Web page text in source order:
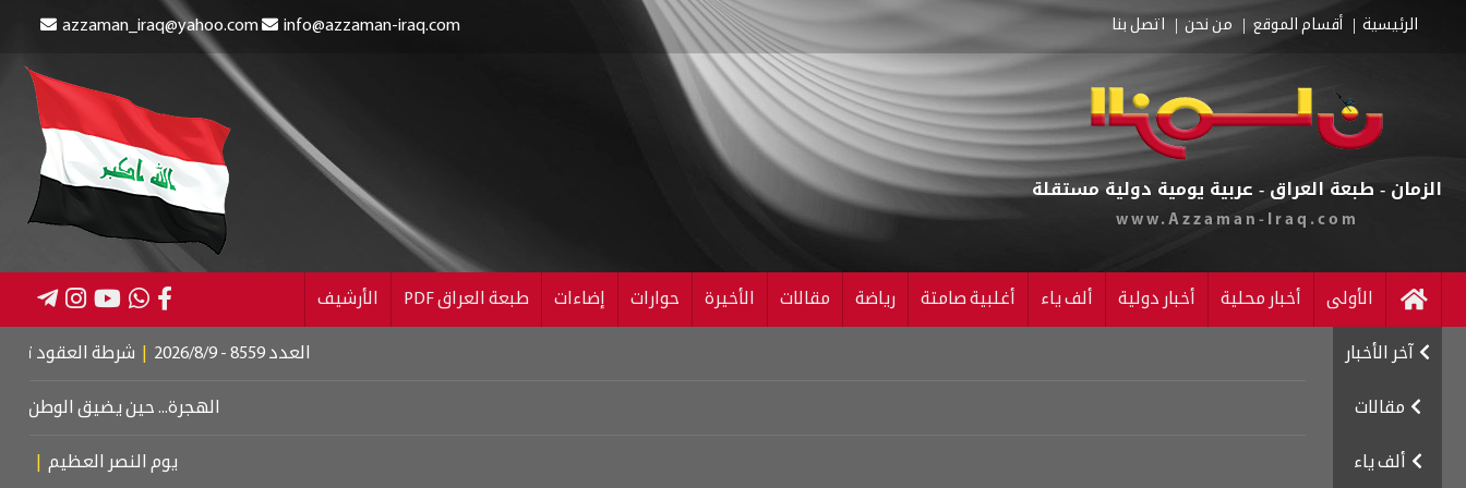
الرئيسية أقسام الموقع من نحن اتصل بنا azzaman_iraq@yahoo.com info@azzaman-iraq.com
الزمان - طبعة العراق - عربية يومية دولية مستقلة
www.Azzaman-Iraq.com
الأولى أخبار محلية أخبار دولية ألف ياء أغلبية صامتة رياضة مقالات الأخيرة حوارات إضاءات طبعة العراق PDF الأرشيف
آخر الأخبار | شرطة العقود تنقذ طفلين
مقالات الهجرة... حين يضيق الوطن بأبنائه
ألف ياء يوم النصر العظيم | عزف على